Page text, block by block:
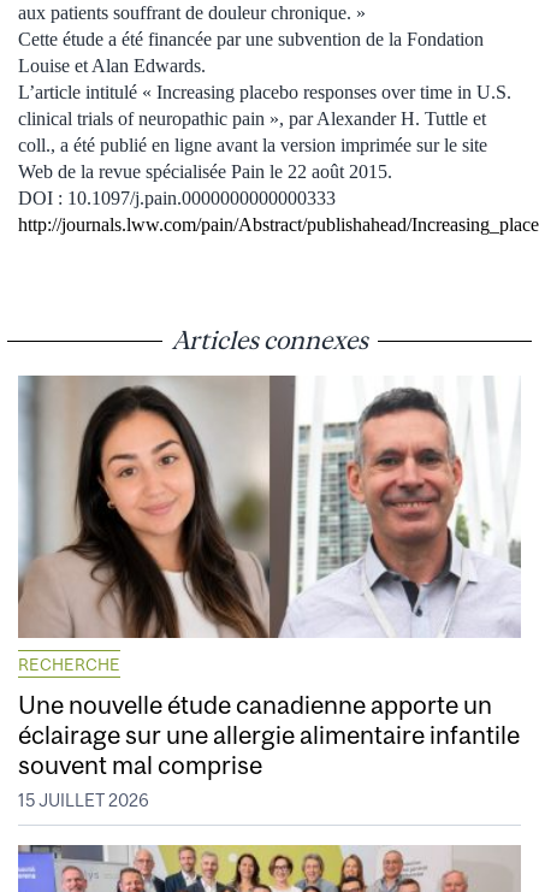
aux patients souffrant de douleur chronique. »
Cette étude a été financée par une subvention de la Fondation
Louise et Alan Edwards.
L’article intitulé « Increasing placebo responses over time in U.S.
clinical trials of neuropathic pain », par Alexander H. Tuttle et
coll., a été publié en ligne avant la version imprimée sur le site
Web de la revue spécialisée Pain le 22 août 2015.
DOI : 10.1097/j.pain.0000000000000333
http://journals.lww.com/pain/Abstract/publishahead/
Articles connexes
RECHERCHE
Une nouvelle étude canadienne apporte un
éclairage sur une allergie alimentaire infantile
souvent mal comprise
15 JUILLET 2026